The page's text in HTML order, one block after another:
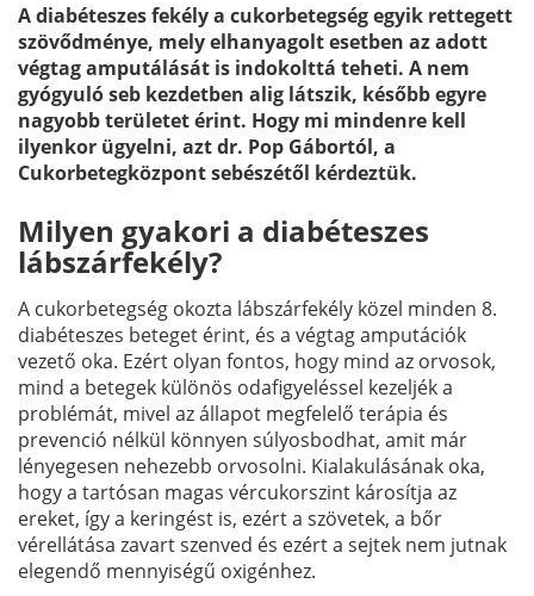
A diabéteszes fekély a cukorbetegség egyik rettegett
szövődménye, mely elhanyagolt esetben az adott
végtag amputálását is indokolttá teheti. A nem
gyógyuló seb kezdetben alig látszik, később egyre
nagyobb területet érint. Hogy mi mindenre kell
ilyenkor ügyelni, azt dr. Pop Gábortól, a
Cukorbetegközpont sebészétől kérdeztük.
Milyen gyakori a diabéteszes
lábszárfekély?
A cukorbetegség okozta lábszárfekély közel minden 8.
diabéteszes beteget érint, és a végtag amputációk
vezető oka. Ezért olyan fontos, hogy mind az orvosok,
mind a betegek különös odafigyeléssel kezeljék a
problémát, mivel az állapot megfelelő terápia és
prevenció nélkül könnyen súlyosbodhat, amit már
lényegesen nehezebb orvosolni. Kialakulásának oka,
hogy a tartósan magas vércukorszint károsítja az
ereket, így a keringést is, ezért a szövetek, a bőr
vérellátása zavart szenved és ezért a sejtek nem jutnak
elegendő mennyiségű oxigénhez.